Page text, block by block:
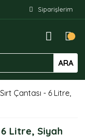
Siparişlerim
ARA
Çantası - 6 Litre,
Litre, Siyah